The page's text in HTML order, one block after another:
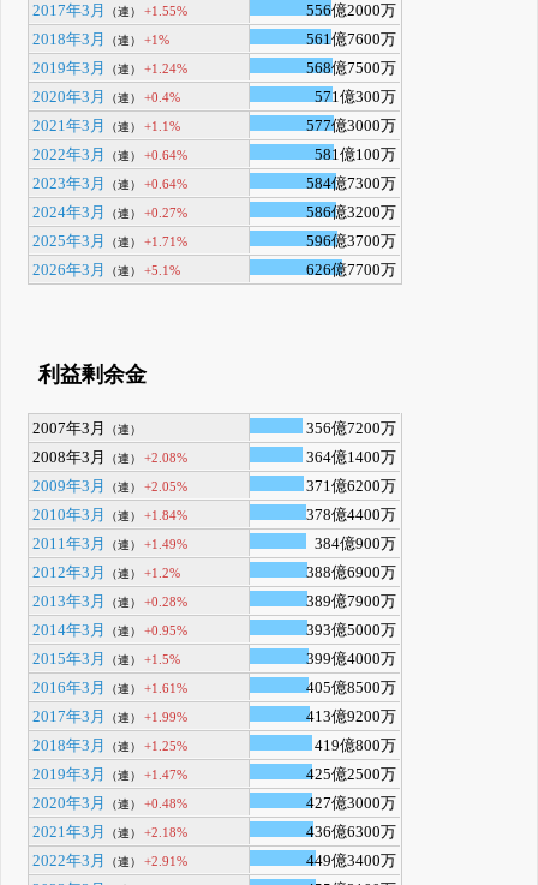
2017年3月
（連） +1.55%
556億2000万
2018年3月
（連） +1%
561億7600万
2019年3月
（連） +1.24%
568億7500万
2020年3月
（連） +0.4%
571億300万
2021年3月
（連） +1.1%
577億3000万
2022年3月
（連） +0.64%
581億100万
2023年3月
（連） +0.64%
584億7300万
2024年3月
（連） +0.27%
586億3200万
2025年3月
（連） +1.71%
596億3700万
2026年3月
（連） +5.1% 626億7700万
利益剰余金
2007年3月 （連）
356億7200万
2008年3月
（連） +2.08%
364億1400万
2009年3月
（連） +2.05%
371億6200万
2010年3月
（連） +1.84%
378億4400万
2011年3月
（連） +1.49%
384億900万
2012年3月
（連） +1.2%
388億6900万
2013年3月
（連） +0.28%
389億7900万
2014年3月
（連） +0.95%
393億5000万
2015年3月
（連） +1.5%
399億4000万
2016年3月
（連） +1.61%
405億8500万
2017年3月
（連） +1.99%
413億9200万
2018年3月
（連） +1.25%
419億800万
2019年3月
（連） +1.47%
425億2500万
2020年3月
（連） +0.48%
427億3000万
2021年3月
（連） +2.18%
436億6300万
2022年3月
（連） +2.91%
449億3400万